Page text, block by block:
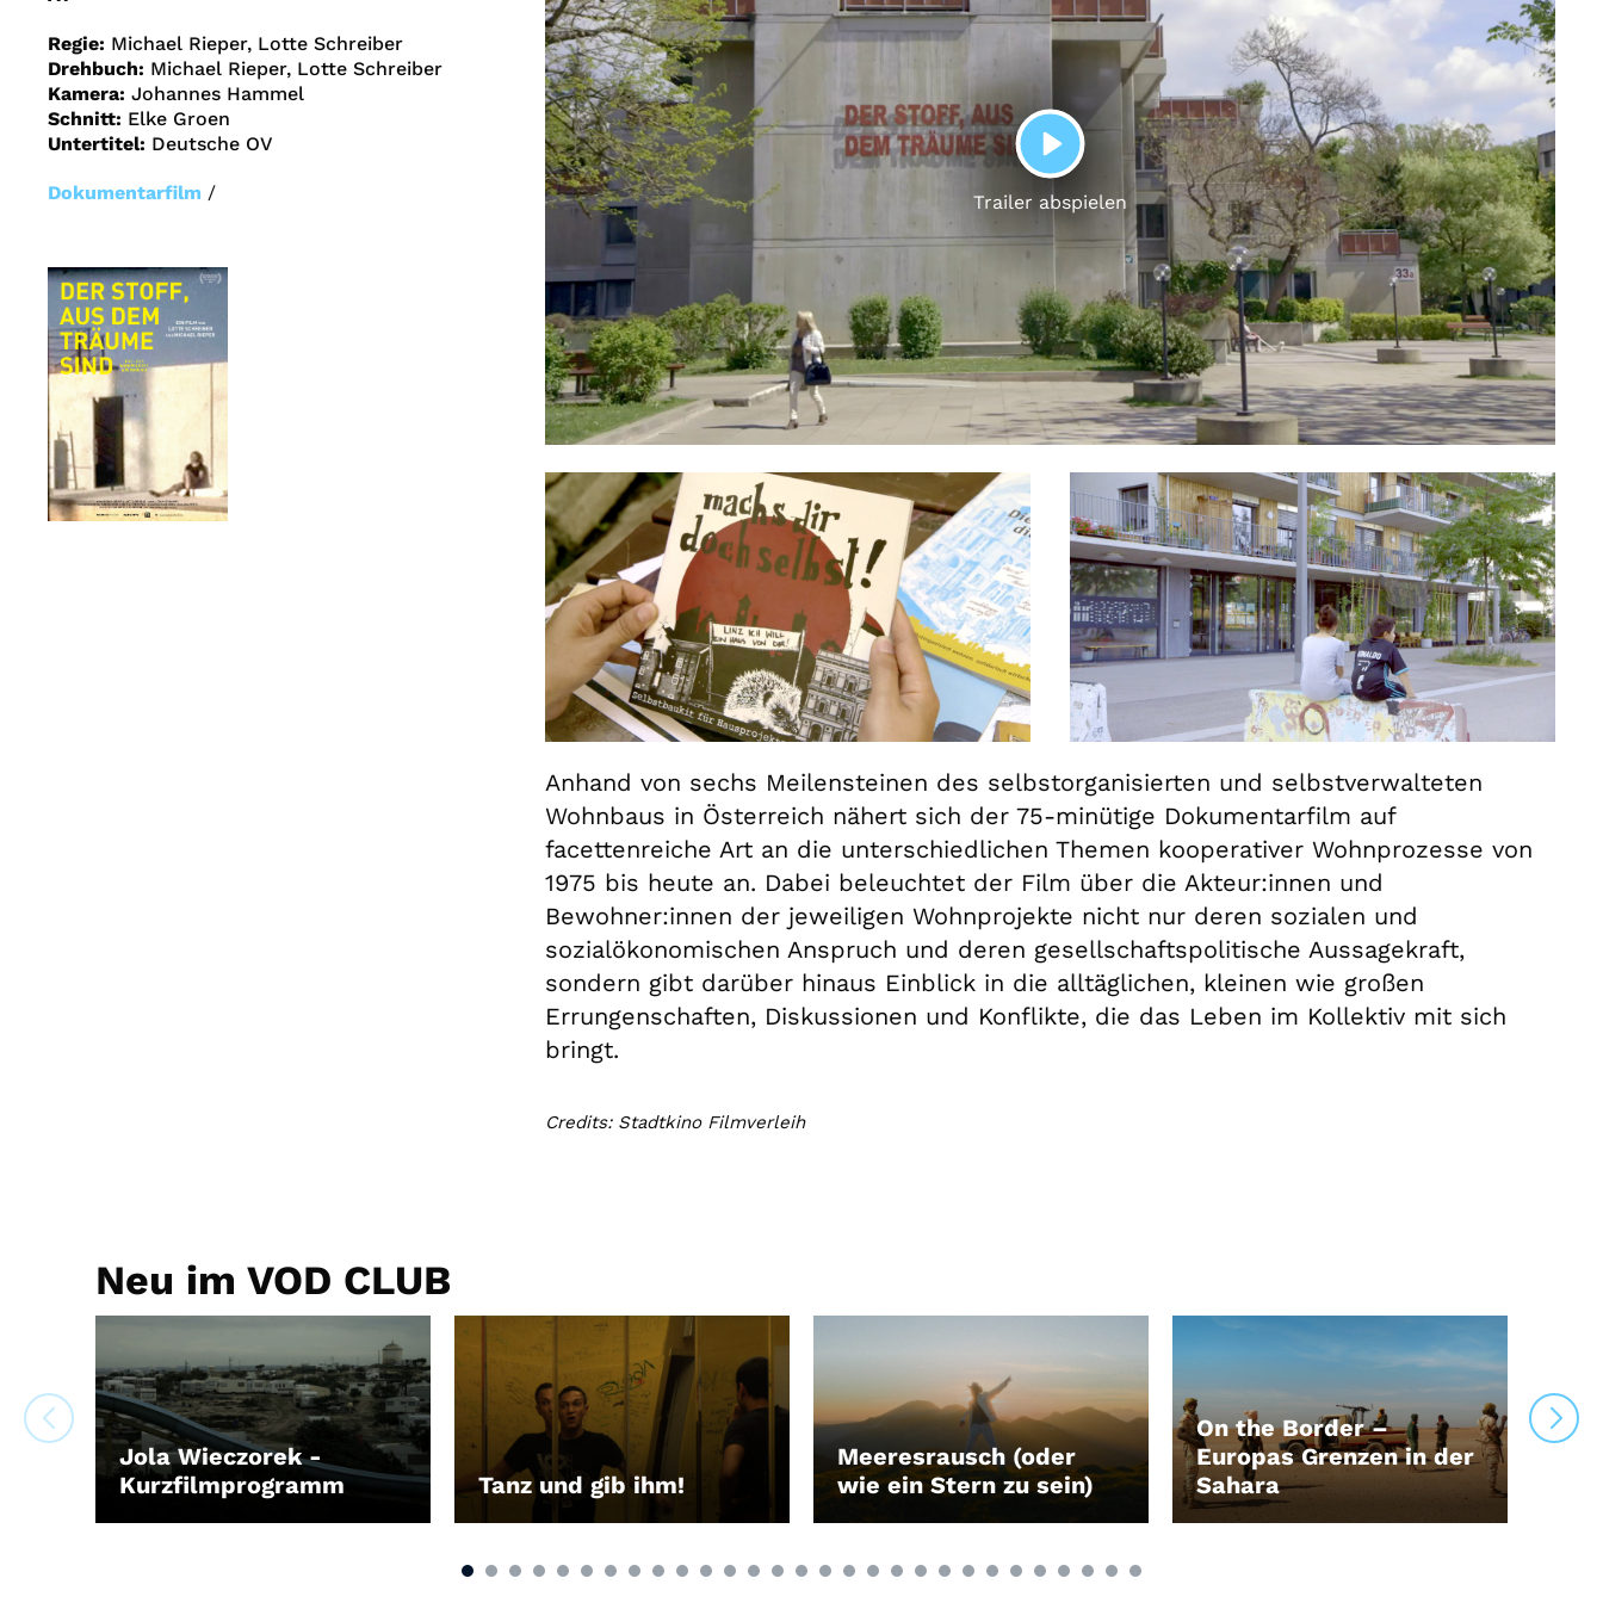
Gutscheine
& Filmpässe
Account
Suche
PLAY
Trailer abspielen
Regie: Michael Rieper, Lotte Schreiber
Drehbuch: Michael Rieper, Lotte Schreiber
Kamera: Johannes Hammel
Schnitt: Elke Groen
Untertitel: Deutsche OV
Dokumentarfilm /
Anhand von sechs Meilensteinen des selbstorganisierten und selbstverwalteten
Wohnbaus in Österreich nähert sich der 75-minütige Dokumentarfilm auf
facettenreiche Art an die unterschiedlichen Themen kooperativer Wohnprozesse von
1975 bis heute an. Dabei beleuchtet der Film über die Akteur:innen und
Bewohner:innen der jeweiligen Wohnprojekte nicht nur deren sozialen und
sozialökonomischen Anspruch und deren gesellschaftspolitische Aussagekraft,
sondern gibt darüber hinaus Einblick in die alltäglichen, kleinen wie großen
Errungenschaften, Diskussionen und Konflikte, die das Leben im Kollektiv mit sich
bringt.
Credits: Stadtkino Filmverleih
Neu im VOD CLUB
Jola Wieczorek -
Kurzfilmprogramm
LEIHEN Tanz und gib ihm!
LEIHEN
Meeresrausch (oder
wie ein Stern zu sein)
LEIHEN
On the Border –
Europas Grenzen in der
Sahara
LEIHEN